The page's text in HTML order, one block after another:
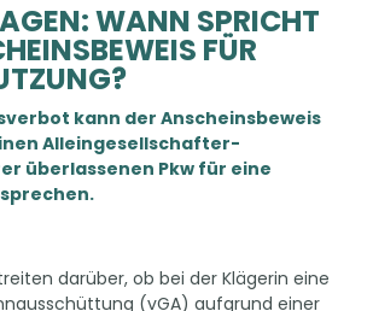
WANN SPRICHT
FÜR
kann der Anscheinsbeweis
Alleingesellschafter-
überlassenen Pkw für eine
darüber, ob bei der Klägerin eine
(vGA) aufgrund einer